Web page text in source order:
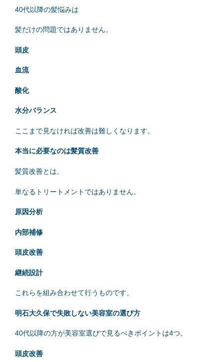
40代以降の髪悩みは
髪だけの問題ではありません。
頭皮
血流
酸化
水分バランス
ここまで見なければ改善は難しくなります。
本当に必要なのは髪質改善
髪質改善とは、
単なるトリートメントではありません。
原因分析
内部補修
頭皮改善
継続設計
これらを組み合わせて行うものです。
明石大久保で失敗しない美容室の選び方
40代以降の方が美容室選びで見るべきポイントは4つ。
頭皮改善